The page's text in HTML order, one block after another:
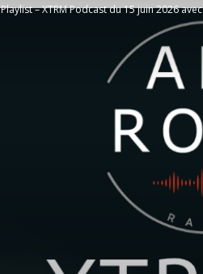
Playlist – XTRM Podcast du 15 juin 2026 avec